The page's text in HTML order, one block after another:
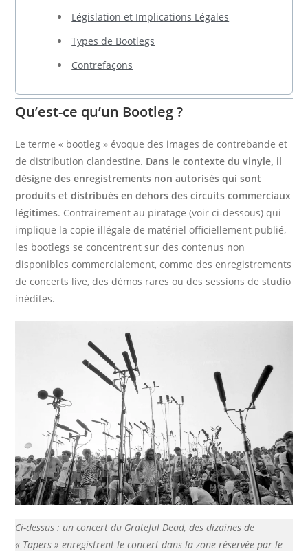
Législation et Implications Légales
Types de Bootlegs
Contrefaçons
Qu’est-ce qu’un Bootleg ?
Le terme « bootleg » évoque des images de contrebande et
de distribution clandestine. Dans le contexte du vinyle, il
désigne des enregistrements non autorisés qui sont
produits et distribués en dehors des circuits commerciaux
légitimes. Contrairement au piratage (voir ci-dessous) qui
implique la copie illégale de matériel officiellement publié,
les bootlegs se concentrent sur des contenus non
disponibles commercialement, comme des enregistrements
de concerts live, des démos rares ou des sessions de studio
inédites.
Ci-dessus : un concert du Grateful Dead, des dizaines de
« Tapers » enregistrent le concert dans la zone réservée par le